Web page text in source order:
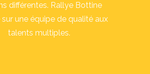
différentes. Rallye Bottine
une équipe de qualité aux
talents multiples.